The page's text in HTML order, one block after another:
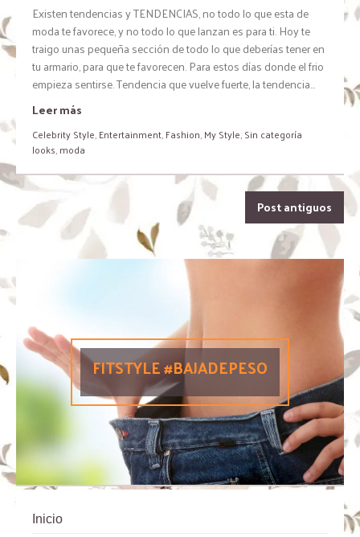
Existen tendencias y TENDENCIAS, no todo lo que esta de
moda te favorece, y no todo lo que lanzan es para ti. Hoy te
traigo unas pequeña sección de todo lo que deberías tener en
tu armario, para que te favorecen. Para estos días donde el frio
empieza sentirse. Tendencia que vuelve fuerte, la tendencia...
Leer más
Celebrity Style,Entertainment,Fashion,My Style,Sin categoría
looks,moda
Post antiguos
FITSTYLE #BAJADEPESO
Inicio